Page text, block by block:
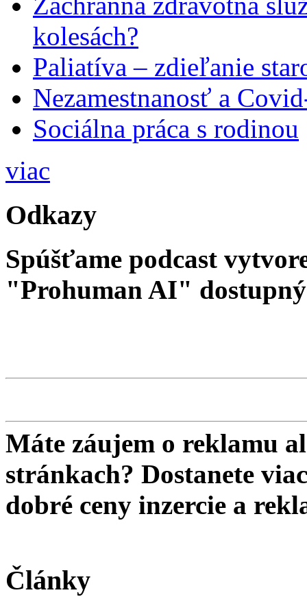
kolesách?
Paliatíva – zdieľanie
Nezamestnanosť a
Sociálna práca s rodinou
viac
Odkazy
Spúšťame podcast
"Prohuman AI"
Máte záujem o reklamu
stránkach? Dostanete
dobré ceny inzercie a
Články